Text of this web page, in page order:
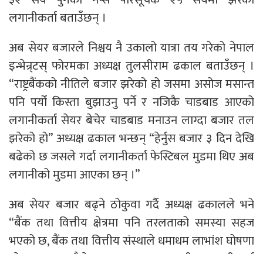
लगानीकर्ता बताउँछन् ।
अब सेयर बजारले निश्चय नै उकालो यात्रा तय गरेको नेपाल
इन्भेन्र्टस् फोरमका अध्यक्ष तुलसीराम ढकाल बताउँछन् ।
“राष्ट्रबैंकको नीतिले बजार झरेको हो जसमा असोज मसान्त
पनि पर्यो किस्ता बुझाउनु पर्ने र नजिकै चाडबाड आएको
लगानीकर्ता सेयर बेचेर चाडबाड मनाउन लाग्दा बजार तल
झरेको हो” अध्यक्ष ढकाल भन्छन् “हेर्नुस बजार ३ दिन देखि
बढेको छ जसले गर्दा लगानीकर्ता फेस्टिबल मुडमा थिए अब
लगानीको मुडमा आएका छन् ।”
अब सेयर बजार बढ्ने ठोकुवा गर्दै अध्यक्ष ढकालले भने
“बैंक तथा वित्तीय क्षेत्रमा पनि तरलताको समस्या सहज
भएको छ, बैंक तथा वित्तीय संस्थाले धमाधम लाभांश घोषणा